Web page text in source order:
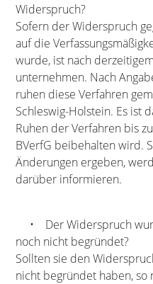
Widerspruch?
Sofern der Widerspruch
auf die
wurde, ist nach
unternehmen. Nach
ruhen diese Verfahren
Schleswig-Holstein. Es ist
Ruhen der Verfahren bis
BVerfG beibehalten wird.
Änderungen ergeben,
darüber informieren.
• Der Widerspruch
noch nicht begründet?
Sollten sie den
nicht begründet haben, so